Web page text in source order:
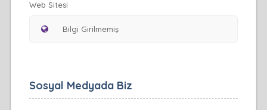
Web Sitesi
Sosyal Medyada Biz